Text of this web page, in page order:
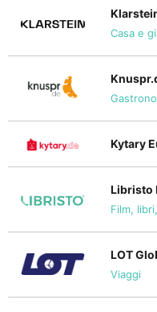
Casa e
Kytary
Libristo
Film,
LOT
Viaggi